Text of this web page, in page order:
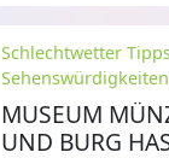
Schlechtwetter
Sehenswürdigkeiten
MUSEUM
UND BURG